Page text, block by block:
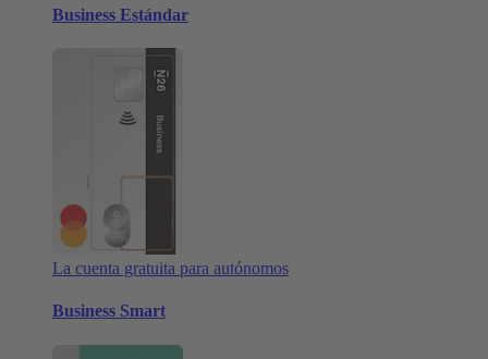
Business Estándar
La cuenta gratuita para autónomos
Business Smart